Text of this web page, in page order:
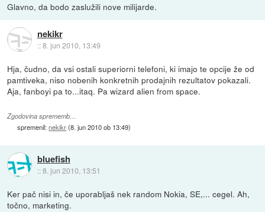
Glavno, da bodo zaslužili nove milijarde.
nekikr
::8. jun 2010, 13:49
Hja, čudno, da vsi ostali superiorni telefoni, ki imajo te opcije že od
pamtiveka, niso nobenih konkretnih prodajnih rezultatov pokazali.
Aja, fanboyi pa to...itaq. Pa wizard alien from space.
Zgodovina sprememb…
spremenil:nekikr(8. jun 2010 ob 13:49)
bluefish
::8. jun 2010, 13:51
Ker pač nisi in, če uporabljaš nek random Nokia, SE,... cegel. Ah,
točno, marketing.